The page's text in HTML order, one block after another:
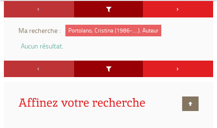
Ma recherche : Portolano, Cristina (1986-....). Auteur
Aucun résultat.
Affinez votre recherche